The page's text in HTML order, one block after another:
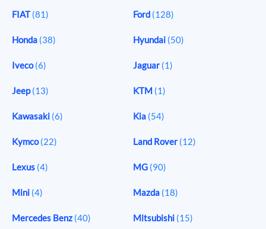
FIAT(81) Ford (128)
Honda (38) Hyundai (50)
Iveco(6) Jaguar(1)
Jeep(13) KTM (1)
Kawasaki (6) Kia (54)
Kymco(22) Land Rover(12)
Lexus (4) MG (90)
Mini (4) Mazda (18)
Mercedes Benz (40) Mitsubishi (15)